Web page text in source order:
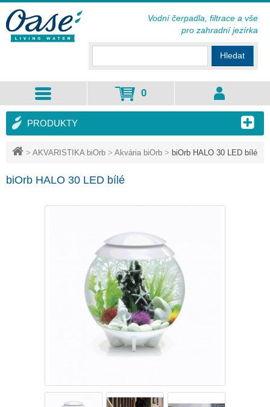
> AKVARISTIKA biOrb > Akvária biOrb > biOrb HALO 30 LED bílé
biOrb HALO 30 LED bílé
PRODUKTY
Hledat
0
Vodní čerpadla, filtrace a vše
pro zahradní jezírka